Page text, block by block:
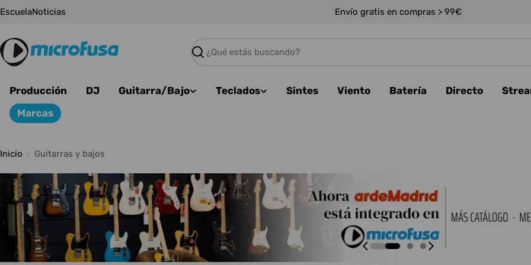
Saltar
EscuelaNoticias Envío gratis en compras > 99€
Buscar
Producción DJ Guitarra/Bajo Teclados Sintes Viento Batería Directo
Marcas
Inicio Guitarras y bajos